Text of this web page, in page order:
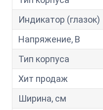
Индикатор (глазок)
Напряжение, В
Тип корпуса
Хит продаж
Ширина, см